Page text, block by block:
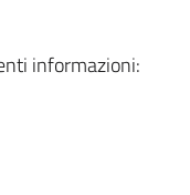
informazioni: